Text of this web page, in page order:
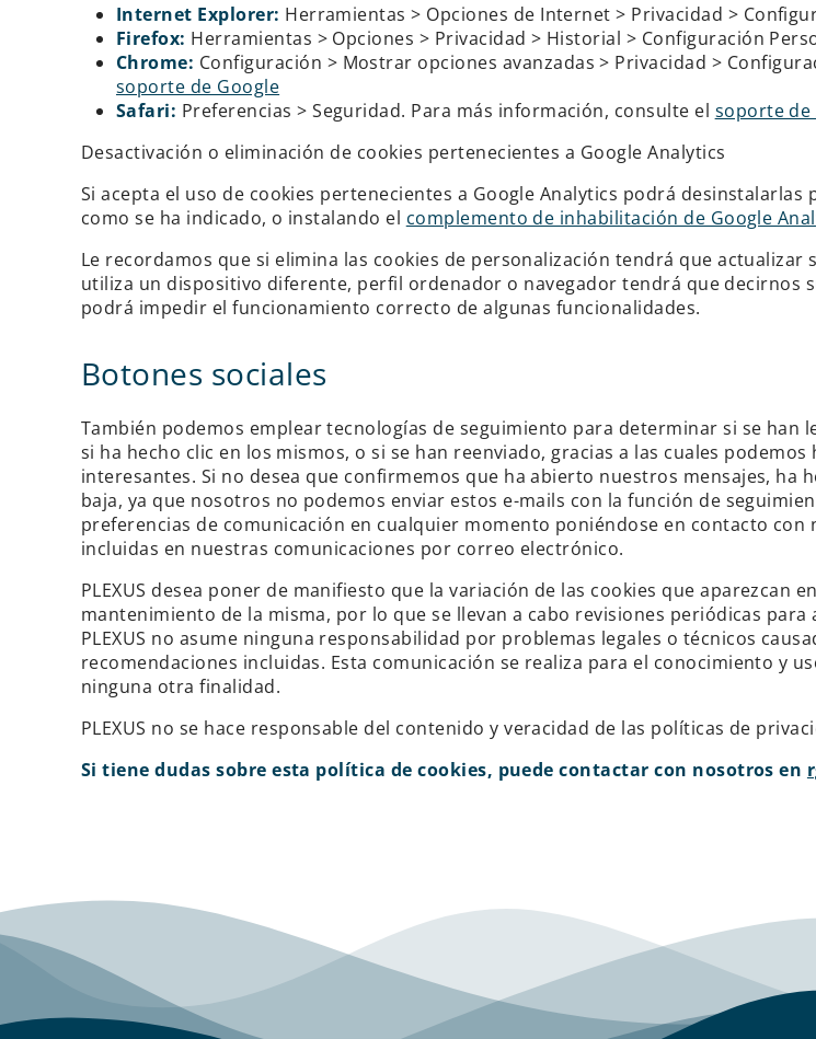
Internet Explorer: Herramientas > Opciones de Internet > Privacidad >
Firefox: Herramientas > Opciones > Privacidad > Historial > Configuración
Chrome: Configuración > Mostrar opciones avanzadas > Privacidad >
soporte de Google
Safari: Preferencias > Seguridad. Para más información, consulte el soporte de
Desactivación o eliminación de cookies pertenecientes a Google Analytics
Si acepta el uso de cookies pertenecientes a Google Analytics podrá
como se ha indicado, o instalando el complemento de inhabilitación de Google
Le recordamos que si elimina las cookies de personalización tendrá que
utiliza un dispositivo diferente, perfil ordenador o navegador tendrá que decirnos
podrá impedir el funcionamiento correcto de algunas funcionalidades.
Botones sociales
También podemos emplear tecnologías de seguimiento para determinar si se
si ha hecho clic en los mismos, o si se han reenviado, gracias a las cuales
interesantes. Si no desea que confirmemos que ha abierto nuestros mensajes, ha
baja, ya que nosotros no podemos enviar estos e-mails con la función de
preferencias de comunicación en cualquier momento poniéndose en contacto
incluidas en nuestras comunicaciones por correo electrónico.
PLEXUS desea poner de manifiesto que la variación de las cookies que aparezcan
mantenimiento de la misma, por lo que se llevan a cabo revisiones periódicas para
PLEXUS no asume ninguna responsabilidad por problemas legales o técnicos
recomendaciones incluidas. Esta comunicación se realiza para el conocimiento y
ninguna otra finalidad.
PLEXUS no se hace responsable del contenido y veracidad de las políticas de
Si tiene dudas sobre esta política de cookies, puede contactar con nosotros en